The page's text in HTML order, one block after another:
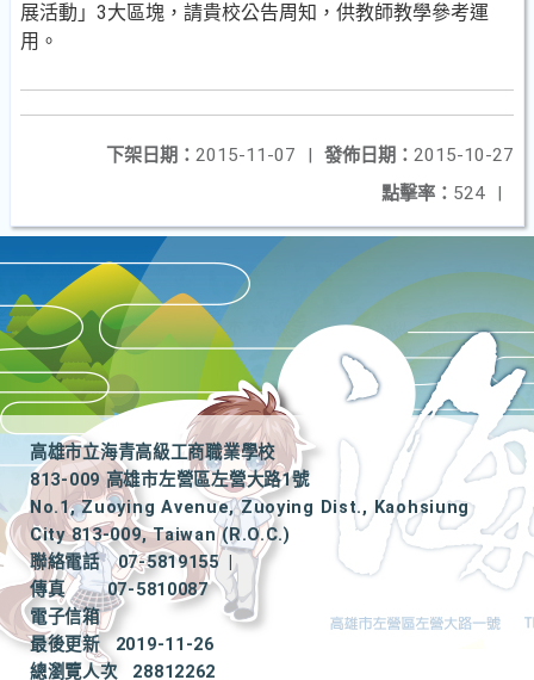
展活動」3大區塊，請貴校公告周知，供教師教學參考運
用。
發佈日期： 2015-10-27
下架日期： 2015-11-07
|
點擊率： 524 |
高雄市立海青高級工商職業學校
813-009 高雄市左營區左營大路1號
No.1, Zuoying Avenue, Zuoying Dist., Kaohsiung
City 813-009, Taiwan (R.O.C.)
聯絡電話
07-5819155
|
傳真
07-5810087
電子信箱
最後更新
2019-11-26
總瀏覽人次
28812262